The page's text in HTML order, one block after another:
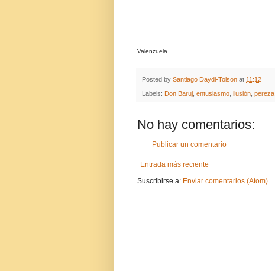
Valenzuela
Posted by Santiago Daydi-Tolson at 11:12
Labels: Don Baruj entusiasmo ilusión pereza
No hay comentarios:
Publicar un comentario
Entrada más reciente
Suscribirse a: Enviar comentarios (Atom)